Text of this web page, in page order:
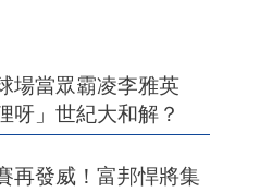
場當眾霸凌李雅英
呀」世紀大和解？
再發威！富邦悍將集